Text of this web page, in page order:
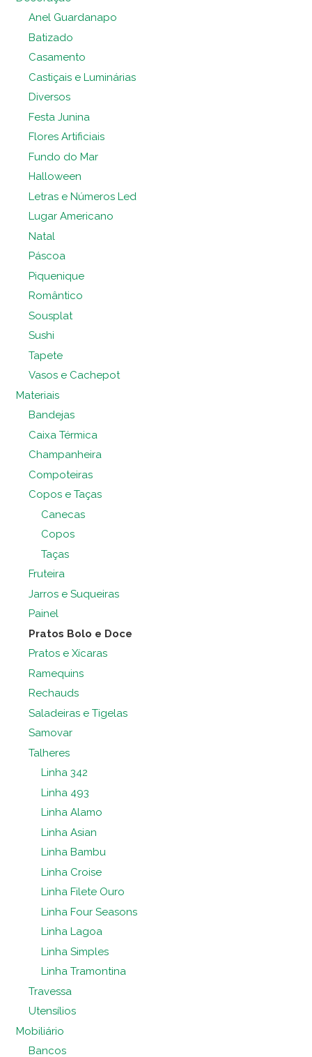
Anel Guardanapo
Batizado
Casamento
Castiçais e Luminárias
Diversos
Festa Junina
Flores Artificiais
Fundo do Mar
Halloween
Letras e Números Led
Lugar Americano
Natal
Páscoa
Piquenique
Romântico
Sousplat
Sushi
Tapete
Vasos e Cachepot
Materiais
Bandejas
Caixa Térmica
Champanheira
Compoteiras
Copos e Taças
Canecas
Copos
Taças
Fruteira
Jarros e Suqueiras
Painel
Pratos Bolo e Doce
Pratos e Xícaras
Ramequins
Rechauds
Saladeiras e Tigelas
Samovar
Talheres
Linha 342
Linha 493
Linha Alamo
Linha Asian
Linha Bambu
Linha Croise
Linha Filete Ouro
Linha Four Seasons
Linha Lagoa
Linha Simples
Linha Tramontina
Travessa
Utensílios
Mobiliário
Bancos